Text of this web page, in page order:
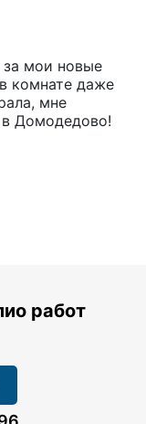
мои новые
комнате даже
мне
Домодедово!
работ